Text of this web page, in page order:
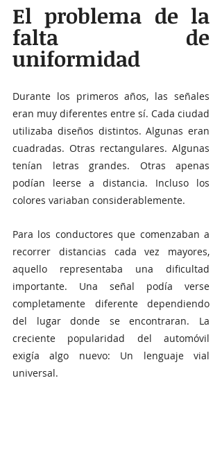
El problema de la
falta de
uniformidad
Durante los primeros años, las señales
eran muy diferentes entre sí. Cada ciudad
utilizaba diseños distintos. Algunas eran
cuadradas. Otras rectangulares. Algunas
tenían letras grandes. Otras apenas
podían leerse a distancia. Incluso los
colores variaban considerablemente.
Para los conductores que comenzaban a
recorrer distancias cada vez mayores,
aquello representaba una dificultad
importante. Una señal podía verse
completamente diferente dependiendo
del lugar donde se encontraran. La
creciente popularidad del automóvil
exigía algo nuevo: Un lenguaje vial
universal.